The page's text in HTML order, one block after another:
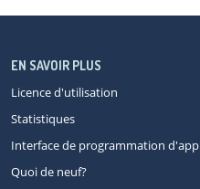
EN SAVOIR PLUS
Licence d'utilisation
Statistiques
Interface de programmation
Quoi de neuf?